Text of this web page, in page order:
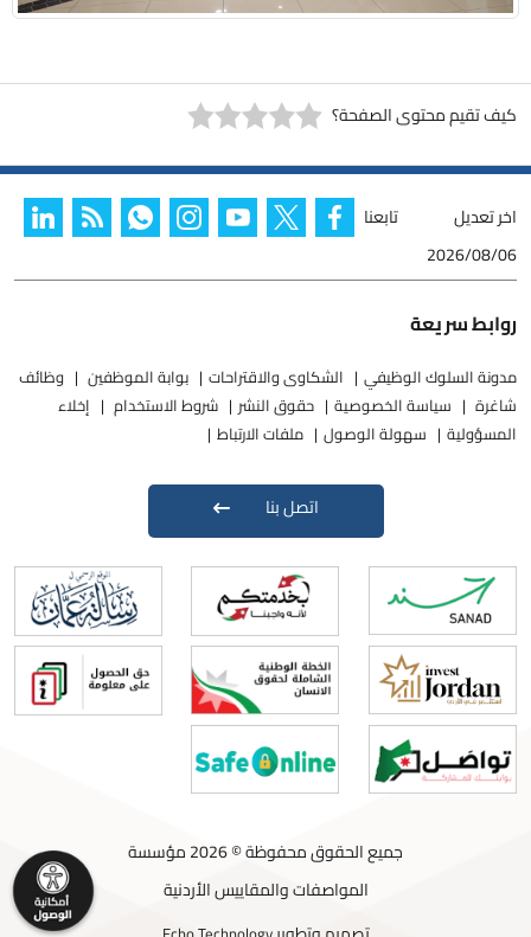
كيف تقيم محتوى الصفحة؟
اخر تعديل
2026/08/06
تابعنا
روابط سريعة
مدونة السلوك الوظيفي الشكاوى والاقتراحات بوابة الموظفين
وظائف
شاغرة
سياسة الخصوصية حقوق النشر شروط الاستخدام
إخلاء
المسؤولية
سهولة الوصول ملفات الارتباط
اتصل بنا
جميع الحقوق محفوظة © 2026 مؤسسة
المواصفات والمقاييس الأردنية